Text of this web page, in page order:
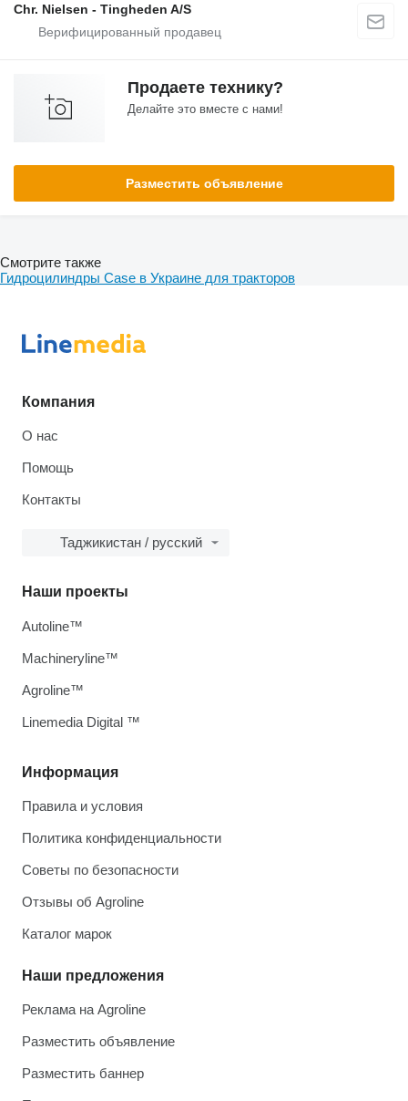
Chr. Nielsen - Tingheden A/S
Продаете технику?
Делайте это вместе с нами!
Разместить объявление
Смотрите также
Гидроцилиндры Case в Украине для тракторов
Компания
О нас
Помощь
Контакты
Таджикистан / русский
Информация
Правила и условия
Политика конфиденциальности
Советы по безопасности
Отзывы об Agroline
Каталог марок
Наши предложения
Реклама на Agroline
Разместить объявление
Разместить баннер
Наши проекты
Autoline™
Machineryline™
Agroline™
Linemedia Digital ™